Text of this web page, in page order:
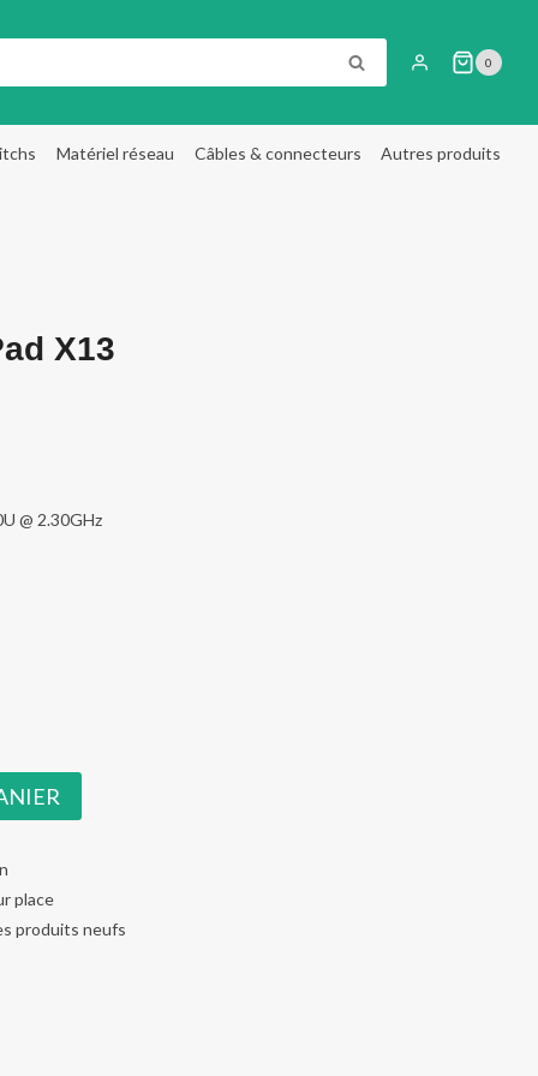
RECHERCHE 0
Matériel réseau Câbles & connecteurs Autres produits
X13
@ 2.30GHz
place
produits neufs